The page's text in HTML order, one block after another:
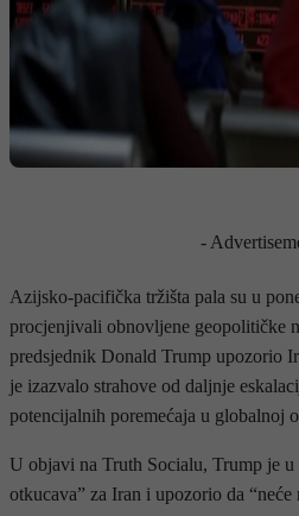
-
Azijsko-pacifička tržišta pala su u
procjenjivali obnovljene geopolitičke
predsjednik Donald Trump upozorio
je izazvalo strahove od daljnje
potencijalnih poremećaja u globalnoj
U objavi na Truth Socialu, Trump je u
otkucava” za Iran i upozorio da “neće